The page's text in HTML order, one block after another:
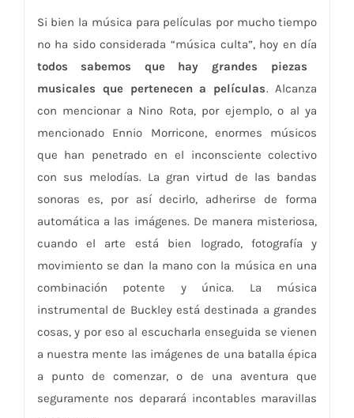
Si bien la música para películas por mucho tiempo
no ha sido considerada “música culta”, hoy en día
todos sabemos que hay grandes piezas
musicales que pertenecen a películas. Alcanza
con mencionar a Nino Rota, por ejemplo, o al ya
mencionado Ennio Morricone, enormes músicos
que han penetrado en el inconsciente colectivo
con sus melodías. La gran virtud de las bandas
sonoras es, por así decirlo, adherirse de forma
automática a las imágenes. De manera misteriosa,
cuando el arte está bien logrado, fotografía y
movimiento se dan la mano con la música en una
combinación potente y única. La música
instrumental de Buckley está destinada a grandes
cosas, y por eso al escucharla enseguida se vienen
a nuestra mente las imágenes de una batalla épica
a punto de comenzar, o de una aventura que
seguramente nos deparará incontables maravillas